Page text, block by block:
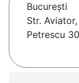
Bucureşti
Str.
Petrescu 30